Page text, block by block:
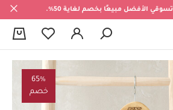
الأفضل مبيعًا بخصم لغاية 50%.
65%
خصم